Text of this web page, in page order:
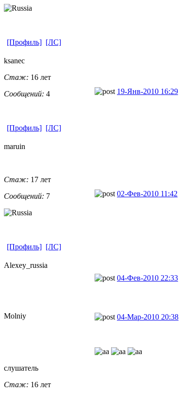
[Профиль] [ЛС]
ksanec
Стаж: 16 лет
Сообщений: 4 19-Янв-2010 16:29
[Профиль] [ЛС]
maruin
Стаж: 17 лет
Сообщений: 7 02-Фев-2010 11:42
[Профиль] [ЛС]
Alexey_russi​a
04-Фев-2010 22:33
Molniy 04-Мар-2010 20:38
слушатель
Стаж: 16 лет